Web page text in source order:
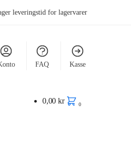
leveringstid for lagervarer
FAQ Kasse
0,00 kr 0